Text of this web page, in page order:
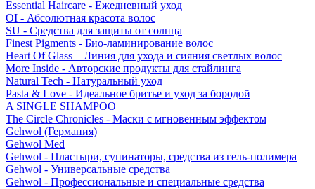
Essential Haircare - Eжедневный уход
OI - Абсолютная красота волос
SU - Средства для защиты от солнца
Finest Pigments - Био-ламинирование волос
Heart Of Glass – Линия для ухода и сияния светлых волос
More Inside - Авторские продукты для стайлинга
Natural Tech - Натуральный уход
Pasta & Love - Идеальное бритье и уход за бородой
A SINGLE SHAMPOO
The Circle Chronicles - Маски с мгновенным эффектом
Gehwol (Германия)
Gehwol Med
Gehwol - Пластыри, супинаторы, средства из гель-полимера
Gehwol - Универсальные средства
Gehwol - Профессиональные и специальные средства